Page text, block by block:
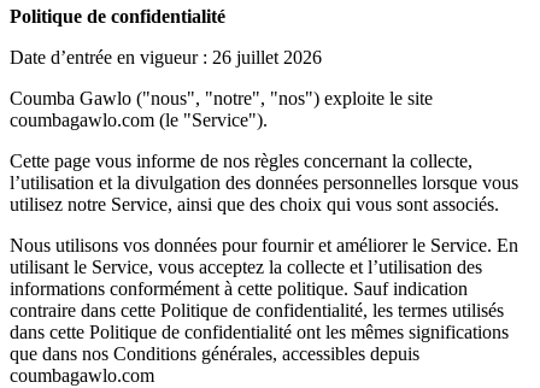
Politique de confidentialité
Date d’entrée en vigueur : 26 juillet 2026
Coumba Gawlo ("nous", "notre", "nos") exploite le site
coumbagawlo.com (le "Service").
Cette page vous informe de nos règles concernant la collecte,
l’utilisation et la divulgation des données personnelles lorsque vous
utilisez notre Service, ainsi que des choix qui vous sont associés.
Nous utilisons vos données pour fournir et améliorer le Service. En
utilisant le Service, vous acceptez la collecte et l’utilisation des
informations conformément à cette politique. Sauf indication
contraire dans cette Politique de confidentialité, les termes utilisés
dans cette Politique de confidentialité ont les mêmes significations
que dans nos Conditions générales, accessibles depuis
coumbagawlo.com